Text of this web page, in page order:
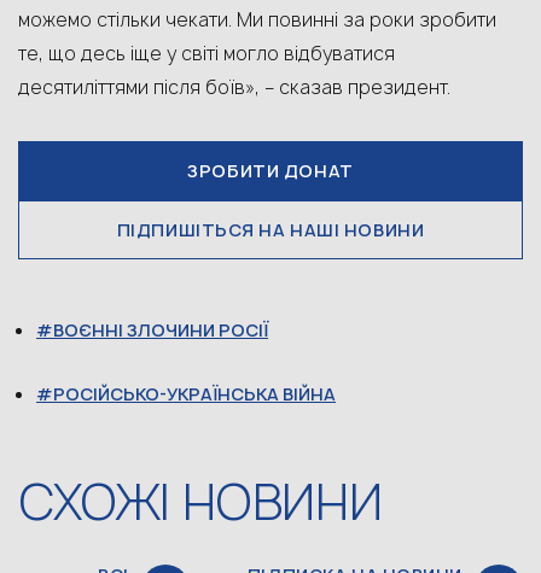
можемо стільки чекати. Ми повинні за роки зробити
те, що десь іще у світі могло відбуватися
десятиліттями після боїв», – сказав президент.
ЗРОБИТИ ДОНАТ
ПІДПИШІТЬСЯ НА НАШІ НОВИНИ
ВОЄННІ ЗЛОЧИНИ РОСІЇ
РОСІЙСЬКО-УКРАЇНСЬКА ВІЙНА
СХОЖІ НОВИНИ